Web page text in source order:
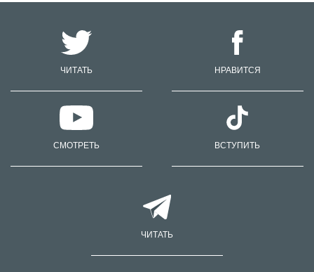
ЧИТАТЬ НРАВИТСЯ
СМОТРЕТЬ ВСТУПИТЬ
ЧИТАТЬ